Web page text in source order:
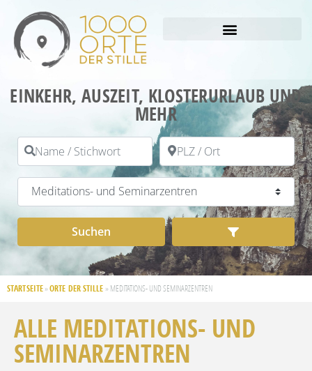
EINKEHR, AUSZEIT, KLOSTERURLAUB UND
MEHR
Name / Stichwort PLZ / Ort
Kategorie
Suchen Advanced
STARTSEITE » ORTE DER STILLE » MEDITATIONS- UND SEMINARZENTREN
ALLE MEDITATIONS- UND
SEMINARZENTREN